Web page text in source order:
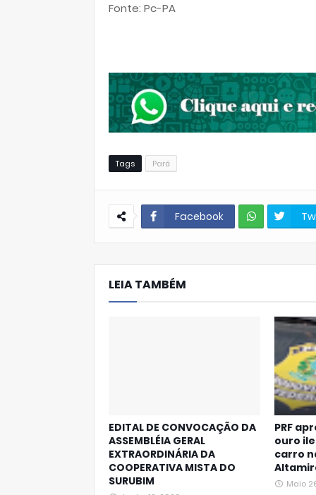
Fonte: Pc-PA
Tags Pará
Facebook
hats
LEIA TAMBÉM
EDITAL DE CONVOCAÇÃO DA
ASSEMBLÉIA GERAL
EXTRAORDINÁRIA DA
COOPERATIVA MISTA DO
SURUBIM
PRF
ouro
carro
Maio